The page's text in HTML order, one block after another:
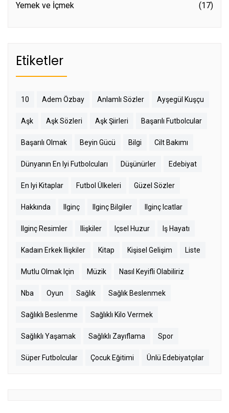
Yemek ve İçmek (17)
Etiketler
10 Adem Özbay Anlamlı Sözler Ayşegül Kuşçu
Aşk Aşk Sözleri Aşk Şiirleri Başarılı Futbolcular
Başarılı Olmak Beyin Gücü Bilgi Cilt Bakımı
Dünyanın En Iyi Futbolcuları Düşünürler Edebiyat
En Iyi Kitaplar Futbol Ülkeleri Güzel Sözler
Hakkında Ilginç Ilginç Bilgiler Ilginç Icatlar
Ilginç Resimler Ilişkiler Içsel Huzur Iş Hayatı
Kadaın Erkek Ilişkiler Kitap Kişisel Gelişim Liste
Mutlu Olmak Için Müzik Nasıl Keyifli Olabiliriz
Nba Oyun Sağlık Sağlık Beslenmek
Sağlıklı Beslenme Sağlıklı Kilo Vermek
Sağlıklı Yaşamak Sağlıklı Zayıflama Spor
Süper Futbolcular Çocuk Eğitimi Ünlü Edebiyatçılar